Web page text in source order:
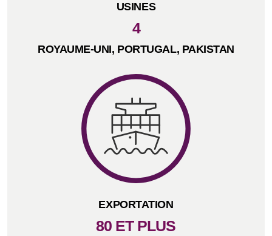
USINES
4
ROYAUME-UNI, PORTUGAL, PAKISTAN
EXPORTATION
80 ET PLUS